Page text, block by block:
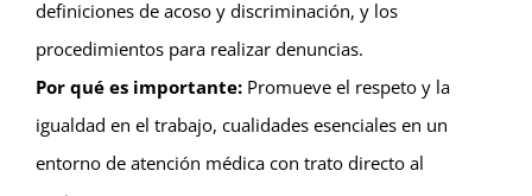
definiciones de acoso y discriminación, y los
procedimientos para realizar denuncias.
Por qué es importante:Promueve el respeto y la
igualdad en el trabajo, cualidades esenciales en un
entorno de atención médica con trato directo al